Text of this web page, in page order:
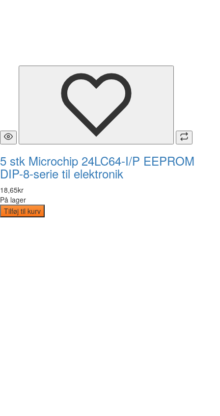
5 stk Microchip 24LC64-I/P EEPROM
DIP-8-serie til elektronik
18,65kr
På lager
Tilføj til kurv